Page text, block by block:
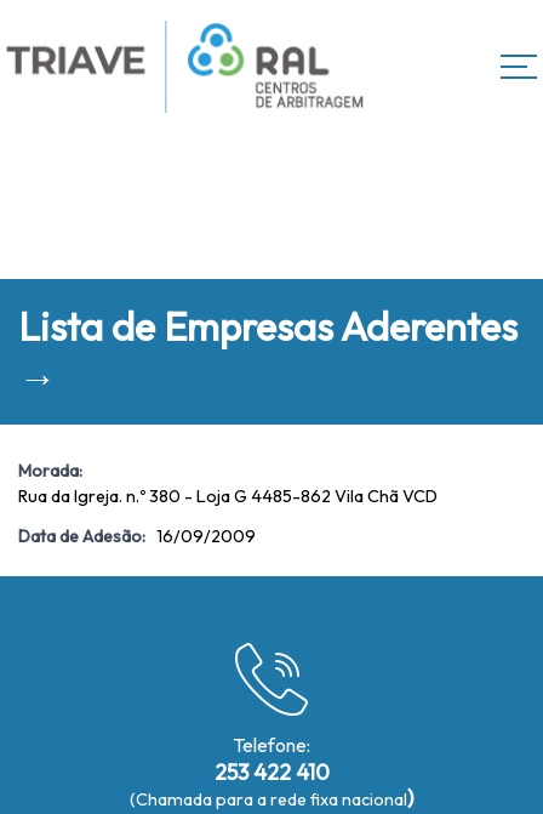
Lista de Empresas Aderentes
→
Morada:
Rua da Igreja. n.º 380 - Loja G 4485-862 Vila Chã VCD
Data de Adesão: 16/09/2009
Telefone:
253 422 410
(Chamada para a rede fixa nacional)